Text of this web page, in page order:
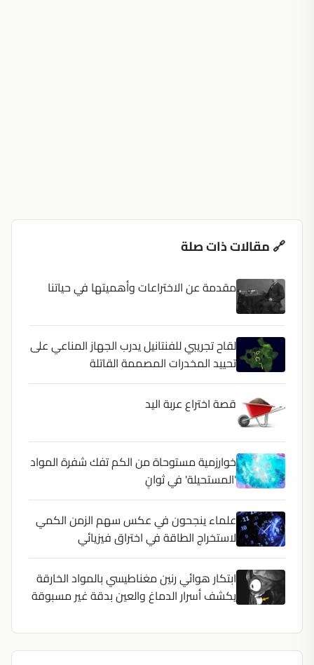
🔗 مقالات ذات صلة
مقدمة عن الاختراعات وأهميتها في حياتنا
لقاح تجريبي للفنتانيل يدرب الجهاز المناعي على
تحييد المخدرات المصممة القاتلة
قصة اختراع عربة اليد
خوارزمية مستوحاة من الكم تفك شفرة المواد
'المستحيلة' في ثوانٍ
علماء ينجحون في عكس سهم الزمن الكمي
لاستخراج الطاقة في اختراق فيزيائي
ابتكار هوائي رنين مغناطيسي بالمواد الخارقة
يكشف أسرار الدماغ والعين بدقة غير مسبوقة